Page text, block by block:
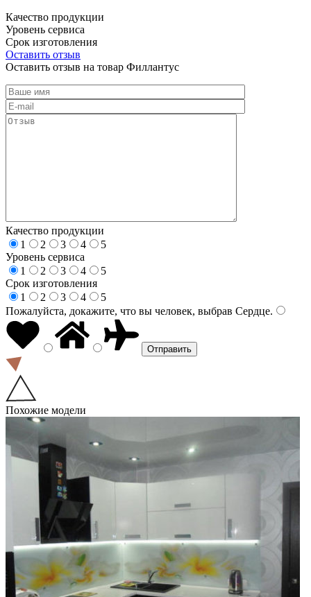
Качество продукции
Уровень сервиса
Срок изготовления
Оставить отзыв
Оставить отзыв на товар Филлантус
Качество продукции
1
2 3 4
5
Уровень сервиса
1
2 3 4
5
Срок изготовления
1
2 3 4
5
Пожалуйста, докажите, что вы человек, выбрав Сердце.
Похожие модели